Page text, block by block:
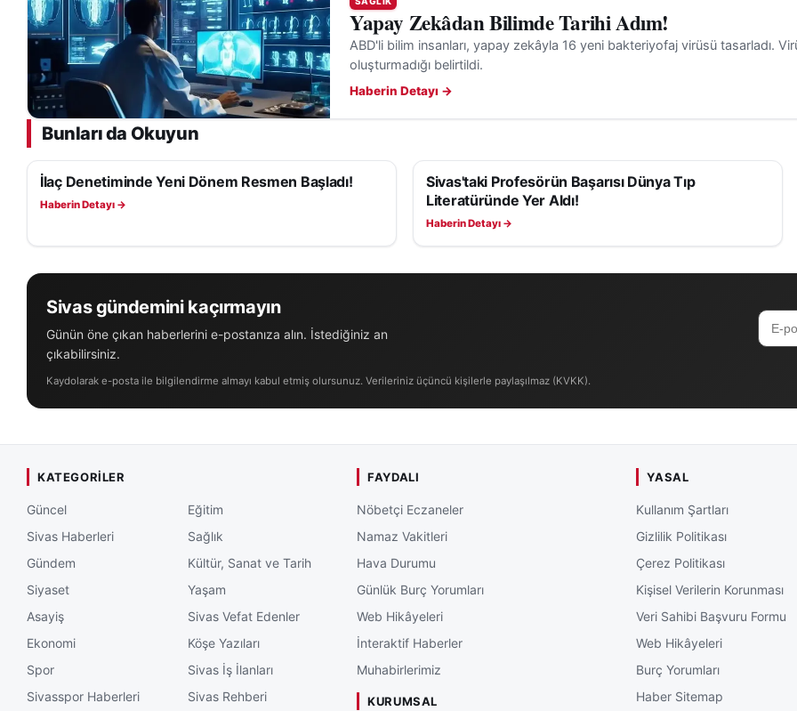
Yapay Zekâdan Bilimde Tarihi Adım!
ABD'li bilim insanları, yapay zekâyla 16 yeni bakteriyofaj virüsü tasarladı.
oluşturmadığı belirtildi.
Haberin Detayı →
Bunları da Okuyun
SAĞLIK
İlaç Denetiminde Yeni Dönem Resmen Başladı!
Haberin Detayı →
SAĞLIK
Sivas'taki Profesörün Başarısı Dünya Tıp
Literatüründe Yer Aldı!
Haberin Detayı →
Sivas gündemini kaçırmayın
Günün öne çıkan haberlerini e-postanıza alın. İstediğiniz an
çıkabilirsiniz.
Kaydolarak e-posta ile bilgilendirme almayı kabul etmiş olursunuz. Verileriniz üçüncü kişilerle paylaşılmaz (KVKK).
KATEGORILER
Güncel
Sivas Haberleri
Gündem
Siyaset
Asayiş
Ekonomi
Spor
Sivasspor Haberleri
Eğitim
Sağlık
Kültür, Sanat ve Tarih
Yaşam
Sivas Vefat Edenler
Köşe Yazıları
Sivas İş İlanları
Sivas Rehberi
FAYDALI
Nöbetçi Eczaneler
Namaz Vakitleri
Hava Durumu
Günlük Burç Yorumları
Web Hikâyeleri
İnteraktif Haberler
Muhabirlerimiz
KURUMSAL
YASAL
Kullanım Şartları
Gizlilik Politikası
Çerez Politikası
Kişisel Verilerin Korunması
Veri Sahibi Başvuru Formu
Web Hikâyeleri
Burç Yorumları
Haber Sitemap